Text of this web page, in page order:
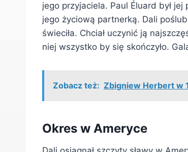
jego przyjaciela. Paul Éluard był
jego życiową partnerką. Dali
świeciła. Chciał uczynić ją
niej wszystko by się skończyło.
Zobacz też: Zbigniew Herbert w
Okres w Ameryce